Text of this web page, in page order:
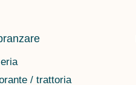
/ trattoria